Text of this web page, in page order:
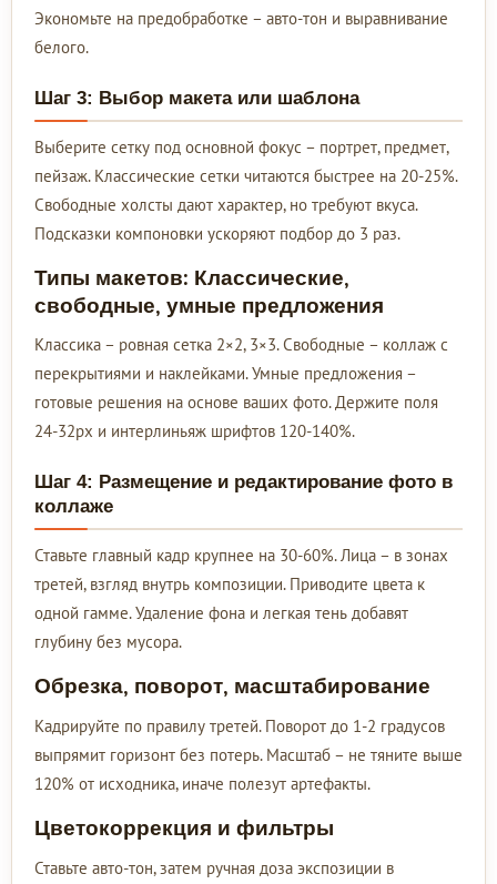
Экономьте на предобработке – авто-тон и выравнивание
белого.
Шаг 3: Выбор макета или шаблона
Выберите сетку под основной фокус – портрет, предмет,
пейзаж. Классические сетки читаются быстрее на 20-25%.
Свободные холсты дают характер, но требуют вкуса.
Подсказки компоновки ускоряют подбор до 3 раз.
Типы макетов: Классические,
свободные, умные предложения
Классика – ровная сетка 2×2, 3×3. Свободные – коллаж с
перекрытиями и наклейками. Умные предложения –
готовые решения на основе ваших фото. Держите поля
24-32px и интерлиньяж шрифтов 120-140%.
Шаг 4: Размещение и редактирование фото в
коллаже
Ставьте главный кадр крупнее на 30-60%. Лица – в зонах
третей, взгляд внутрь композиции. Приводите цвета к
одной гамме. Удаление фона и легкая тень добавят
глубину без мусора.
Обрезка, поворот, масштабирование
Кадрируйте по правилу третей. Поворот до 1-2 градусов
выпрямит горизонт без потерь. Масштаб – не тяните выше
120% от исходника, иначе полезут артефакты.
Цветокоррекция и фильтры
Ставьте авто-тон, затем ручная доза экспозиции в